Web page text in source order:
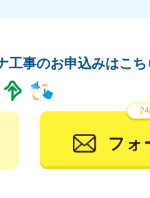
工事のお申込みはこち
24
フォ